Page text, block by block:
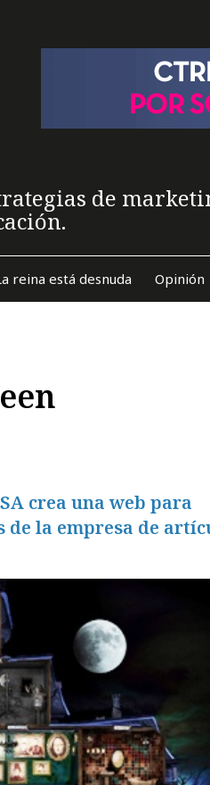
de
reina está desnuda Opinión
crea una web para
la empresa de